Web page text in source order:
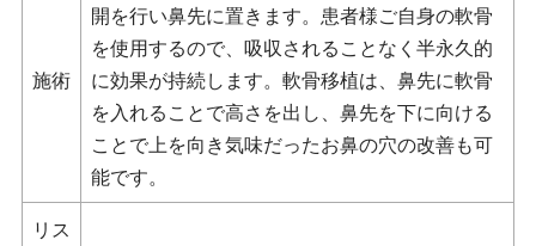
施術
開を行い鼻先に置きます。患者様ご自身の軟骨
を使用するので、吸収されることなく半永久的
に効果が持続します。軟骨移植は、鼻先に軟骨
を入れることで高さを出し、鼻先を下に向ける
ことで上を向き気味だったお鼻の穴の改善も可
能です。
リス